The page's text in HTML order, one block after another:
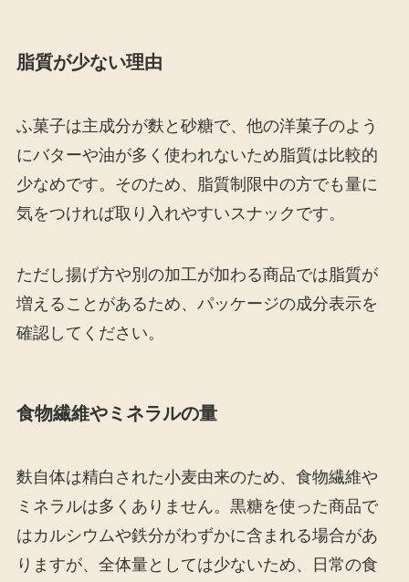
脂質が少ない理由
ふ菓子は主成分が麩と砂糖で、他の洋菓子のよう
にバターや油が多く使われないため脂質は比較的
少なめです。そのため、脂質制限中の方でも量に
気をつければ取り入れやすいスナックです。
ただし揚げ方や別の加工が加わる商品では脂質が
増えることがあるため、パッケージの成分表示を
確認してください。
食物繊維やミネラルの量
麩自体は精白された小麦由来のため、食物繊維や
ミネラルは多くありません。黒糖を使った商品で
はカルシウムや鉄分がわずかに含まれる場合があ
りますが、全体量としては少ないため、日常の食